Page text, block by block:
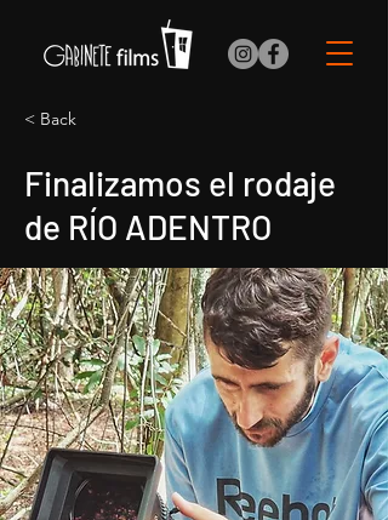
< Back
Finalizamos el rodaje
de RÍO ADENTRO